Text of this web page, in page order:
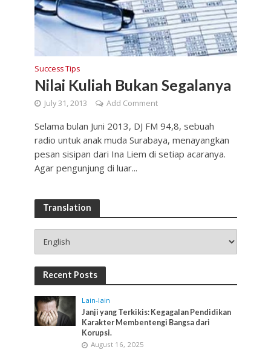
Success Tips
Nilai Kuliah Bukan Segalanya
July 31, 2013 Add Comment
Selama bulan Juni 2013, DJ FM 94,8, sebuah
radio untuk anak muda Surabaya, menayangkan
pesan sisipan dari Ina Liem di setiap acaranya.
Agar pengunjung di luar...
Translation
Recent Posts
Lain-lain
Janji yang Terkikis: Kegagalan Pendidikan
Karakter Membentengi Bangsa dari
Korupsi.
August 16, 2025